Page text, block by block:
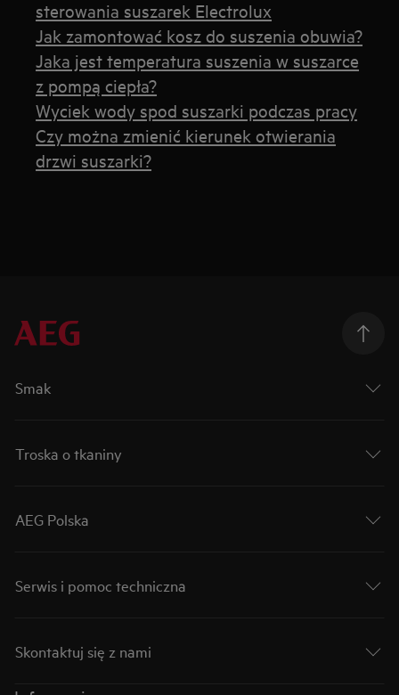
sterowania suszarek Electrolux
Jak zamontować kosz do suszenia obuwia?
Jaka jest temperatura suszenia w suszarce
z pompą ciepła?
Wyciek wody spod suszarki podczas pracy
Czy można zmienić kierunek otwierania
drzwi suszarki?
Smak
Troska o tkaniny
AEG Polska
Serwis i pomoc techniczna
Skontaktuj się z nami